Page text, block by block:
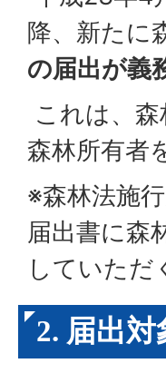
降、新たに
の届出が義
これは、
森林所有者
※森林法施
届出書に森
していただ
2. 届出対